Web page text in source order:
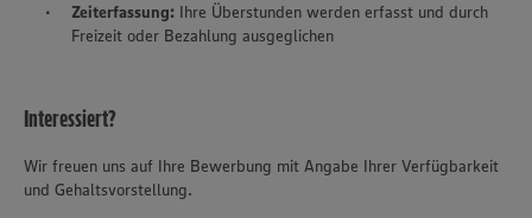
Zeiterfassung: Ihre Überstunden werden erfasst und durch
Freizeit oder Bezahlung ausgeglichen
Interessiert?
Wir freuen uns auf Ihre Bewerbung mit Angabe Ihrer Verfügbarkeit
und Gehaltsvorstellung.